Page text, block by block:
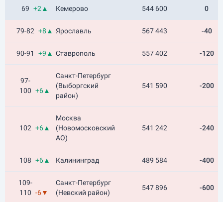
69 +2▲ Кемерово 544 600 0
79-82 +8▲ Ярославль 567 443 -40
90-91 +9▲ Ставрополь 557 402 -120
97-
100 +6▲
Санкт-Петербург
(Выборгский
район)
541 590 -200
102 +6▲
Москва
(Новомосковский
АО)
541 242 -240
108 +6▲ Калининград 489 584 -400
109-
110 -6▼
Санкт-Петербург
(Невский район)
547 896 -600